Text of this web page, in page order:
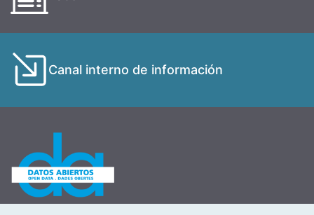
Canal interno de información